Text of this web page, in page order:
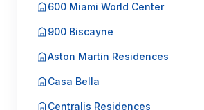
600 Miami World Center
900 Biscayne
Aston Martin Residences
Casa Bella
Centralis Residences